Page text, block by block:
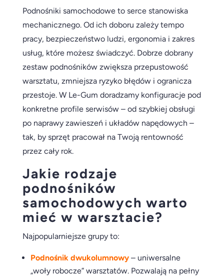
Podnośniki samochodowe to serce stanowiska
mechanicznego. Od ich doboru zależy tempo
pracy, bezpieczeństwo ludzi, ergonomia i zakres
usług, które możesz świadczyć. Dobrze dobrany
zestaw podnośników zwiększa przepustowość
warsztatu, zmniejsza ryzyko błędów i ogranicza
przestoje. W Le-Gum doradzamy konfiguracje pod
konkretne profile serwisów – od szybkiej obsługi
po naprawy zawieszeń i układów napędowych –
tak, by sprzęt pracował na Twoją rentowność
przez cały rok.
Jakie rodzaje
podnośników
samochodowych warto
mieć w warsztacie?
Najpopularniejsze grupy to:
Podnośnik dwukolumnowy– uniwersalne
„woły robocze” warsztatów. Pozwalają na pełny